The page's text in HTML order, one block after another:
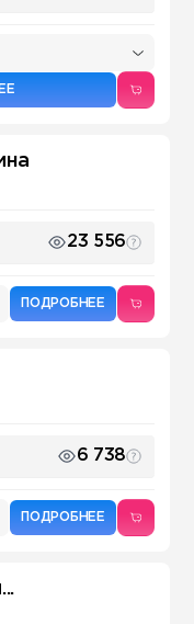
23 556
ПОДРОБНЕЕ
6 738
ПОДРОБНЕЕ